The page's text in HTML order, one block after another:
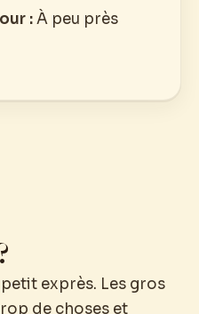
:À peu près
exprès. Les gros
de choses et